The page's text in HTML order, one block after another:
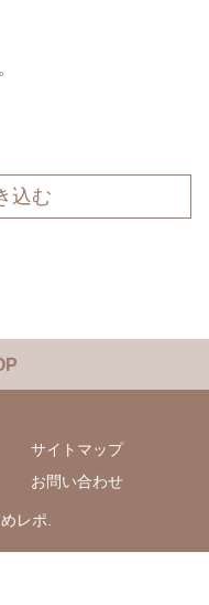
込む
サイトマップ
お問い合わせ
レポ.